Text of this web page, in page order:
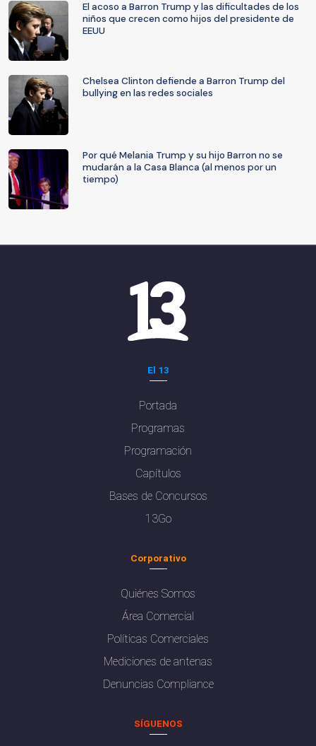
El acoso a Barron Trump y las dificultades de los
niños que crecen como hijos del presidente de
EEUU
Chelsea Clinton defiende a Barron Trump del
bullying en las redes sociales
Por qué Melania Trump y su hijo Barron no se
mudarán a la Casa Blanca (al menos por un
tiempo)
El 13
Portada
Programas
Programación
Capítulos
Bases de Concursos
13Go
Corporativo
Quiénes Somos
Área Comercial
Políticas Comerciales
Mediciones de antenas
Denuncias Compliance
SÍGUENOS